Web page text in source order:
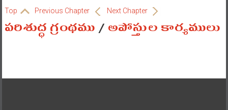
Top Previous Chapter Next Chapter
పరిశుద్ధ గ్రంథము/అపోస్తుల కార్యములు